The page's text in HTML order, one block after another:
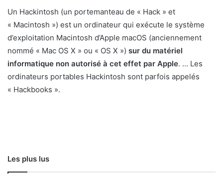
Un Hackintosh (un portemanteau de « Hack » et
« Macintosh ») est un ordinateur qui exécute le système
d’exploitation Macintosh d’Apple macOS (anciennement
nommé « Mac OS X » ou « OS X ») sur du matériel
informatique non autorisé à cet effet par Apple. … Les
ordinateurs portables Hackintosh sont parfois appelés
« Hackbooks ».
Les plus lus